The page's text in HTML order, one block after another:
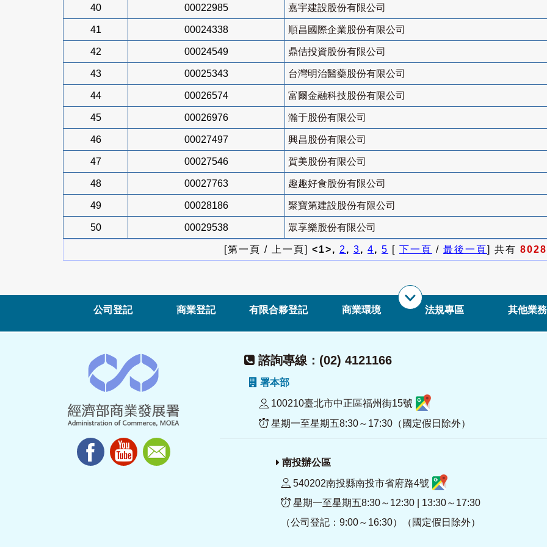
40 00022985 嘉宇建設股份有限公司
41 00024338 順昌國際企業股份有限公司
42 00024549 鼎佶投資股份有限公司
43 00025343 台灣明治醫藥股份有限公司
44 00026574 富爾金融科技股份有限公司
45 00026976 瀚于股份有限公司
46 00027497 興昌股份有限公司
47 00027546 賀美股份有限公司
48 00027763 趣趣好食股份有限公司
49 00028186 聚寶第建設股份有限公司
50 00029538 眾享樂股份有限公司
[第一頁 / 上一頁] <1>, 2, 3, 4, 5 [ 下一頁 / 最後一頁] 共有 8028
公司登記 商業登記 有限合夥登記 商業環境 法規專區 其他業務
諮詢專線：(02) 4121166
署本部
100210臺北市中正區福州街15號
星期一至星期五8:30～17:30（國定假日除外）
南投辦公區
540202南投縣南投市省府路4號
星期一至星期五8:30～12:30 | 13:30～17:30
（公司登記：9:00～16:30）（國定假日除外）